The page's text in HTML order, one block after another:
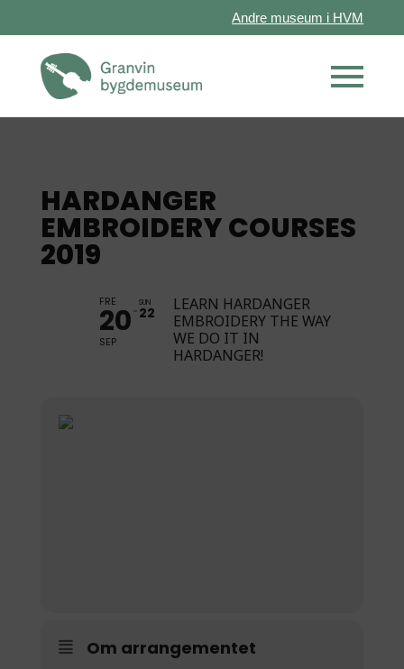
Andre museum i HVM
HARDANGER
EMBROIDERY COURSES
2019
FRE
20
SEP
SUN
22
LEARN HARDANGER
EMBROIDERY THE WAY
WE DO IT IN
HARDANGER!
Om arrangementet